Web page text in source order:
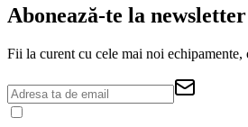
Abonează-te la
Fii la curent cu cele mai noi